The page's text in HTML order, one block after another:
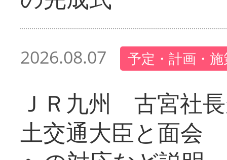
2026.08.07 予定・計画・
ＪＲ九州 古宮社
土交通大臣と面会